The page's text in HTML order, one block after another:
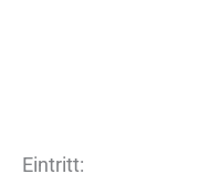
Eintritt: